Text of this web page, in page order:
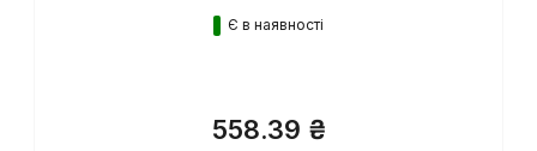
Є в наявності
558.39 ₴